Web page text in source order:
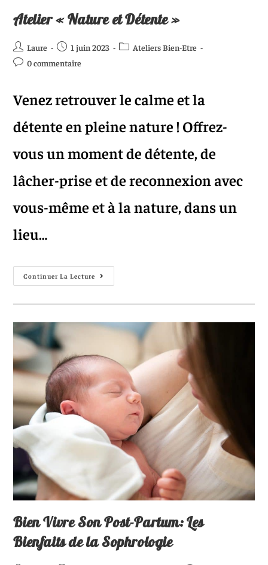
Atelier « Nature et Détente »
Laure 1 juin 2023
Ateliers Bien-Etre
0 commentaire
Venez retrouver le calme et la
détente en pleine nature ! Offrez-
vous un moment de détente, de
lâcher-prise et de reconnexion avec
vous-même et à la nature, dans un
lieu…
Continuer La Lecture
Bien Vivre Son Post-Partum: Les
Bienfaits de la Sophrologie